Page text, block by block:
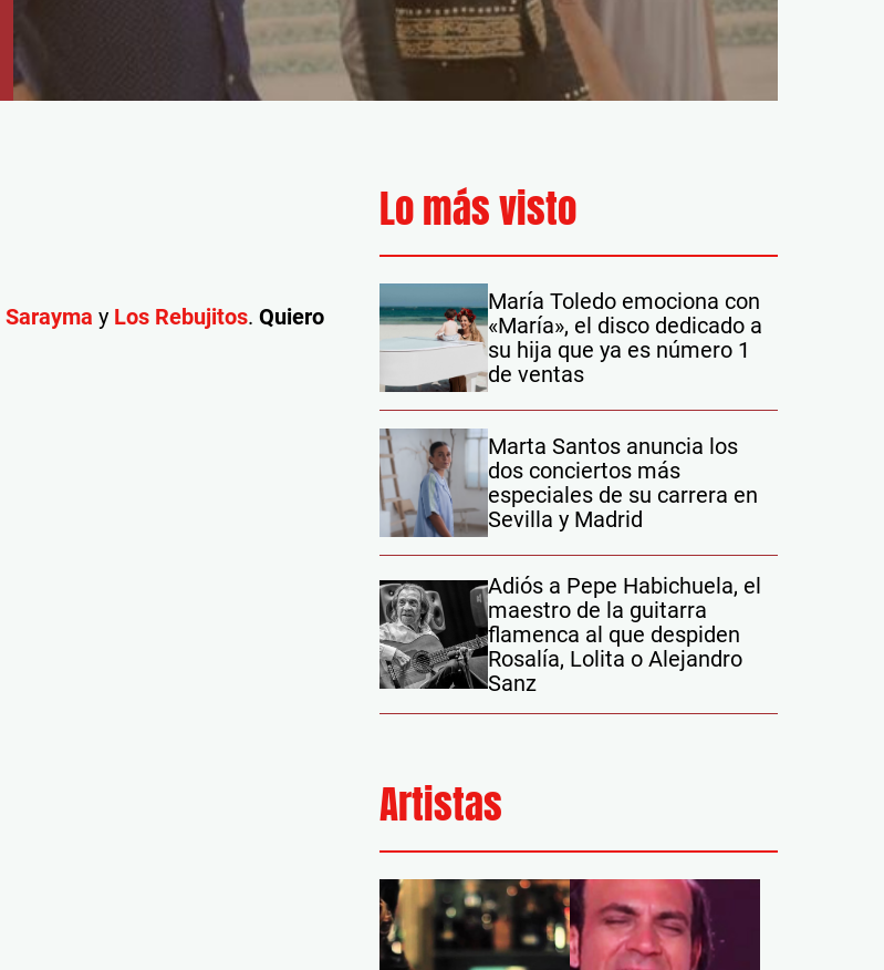
Sarayma y Los Rebujitos. Quiero
Lo más visto
María Toledo emociona con
«María», el disco dedicado a
su hija que ya es número 1
de ventas
Marta Santos anuncia los
dos conciertos más
especiales de su carrera en
Sevilla y Madrid
Adiós a Pepe Habichuela, el
maestro de la guitarra
flamenca al que despiden
Rosalía, Lolita o Alejandro
Sanz
Artistas